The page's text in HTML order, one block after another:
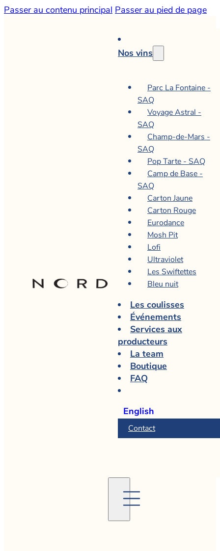
Passer au contenu principal Passer au pied de page
Nos vins
Parc La Fontaine -
SAQ
Voyage Astral -
SAQ
Champ-de-Mars -
SAQ
Pop Tarte - SAQ
Camp de Base -
SAQ
Carton Jaune
Carton Rouge
Eurodance
Mosh Pit
Lofi
Ultraviolet
Les Swiftettes
Bleu nuit
Les coulisses
Événements
Services aux
producteurs
La team
Boutique
FAQ
English
Contact